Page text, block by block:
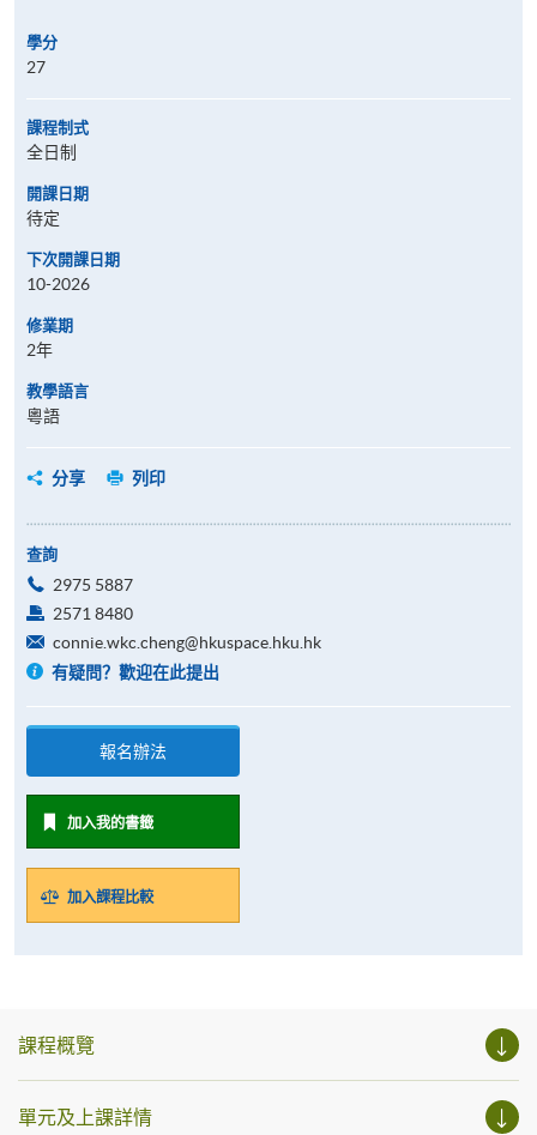
學分
27
課程制式
全日制
開課日期
待定
下次開課日期
10-2026
修業期
2年
教學語言
粵語
分享 列印
查詢
2975 5887
2571 8480
connie.wkc.cheng@hkuspace.hku.hk
有疑問？歡迎在此提出
報名辦法
加入我的書籤
加入課程比較
課程概覽
單元及上課詳情